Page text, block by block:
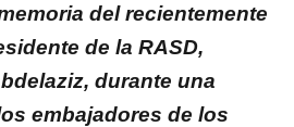
del recientemente
de la RASD,
durante una
embajadores de los